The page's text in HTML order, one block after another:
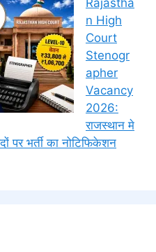
Rajastha
n High
Court
Stenogr
apher
Vacancy
2026:
राजस्थान मे
पर भर्ती का नोटिफिकेशन